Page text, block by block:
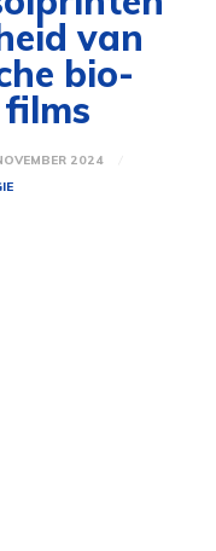
van
bio-
2024